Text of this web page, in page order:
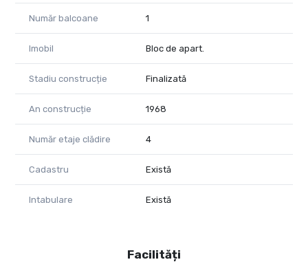
Număr balcoane 1
Imobil Bloc de apart.
Stadiu construcție Finalizată
An construcție 1968
Număr etaje clădire 4
Cadastru Există
Intabulare Există
Facilități